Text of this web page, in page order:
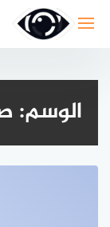
الوسم: